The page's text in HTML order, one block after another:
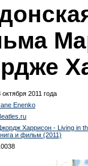
октября 2011 года
Enenko
Харрисон - Living in
и фильм (2011)